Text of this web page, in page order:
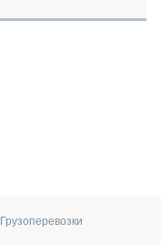
Грузоперевозки